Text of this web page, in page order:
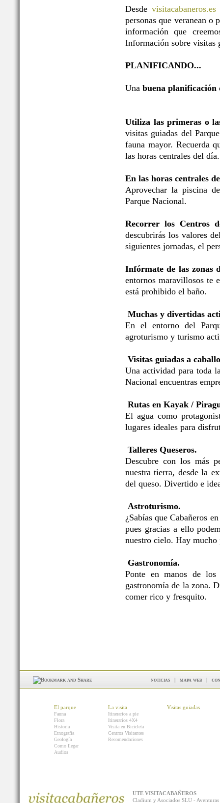
Desdevisitacabaneros.es
personas que veranean o
información que
Información sobre visitas
PLANIFICANDO...
Una buena planificación
Utiliza las primeras o
visitas guiadas del
fauna mayor. Recuerda
las horas centrales del día.
En las horas centrales
Aprovechar la piscina
Parque Nacional.
Recorrer los Centros
descubrirás los valores
siguientes jornadas, el
Infórmate de las zonas
entornos maravillosos te
está prohibido el baño.
Muchas y divertidas
En el entorno del
agroturismo y turismo
Visitas guiadas a
Una actividad para toda
Nacional encuentras
Rutas en Kayak /
El agua como
lugares ideales para
Talleres Queseros.
Descubre con los más
nuestra tierra, desde la
del queso. Divertido e
Astroturismo.
¿Sabías que Cabañeros
pues gracias a ello
nuestro cielo. Hay mucho
Gastronomía.
Ponte en manos de
gastronomía de la zona.
comer rico y fresquito.
noticias | mapa web |
El parque
Fauna
Flora
Historia
Etnografía
Geología
Como llegar
Audios
La visita
Itinerarios a pie
Itinerarios 4X4
Visita en Bicicleta
Centros Visitantes
Recomendaciones
Visitas guiadas
UTE VISITACABAÑEROS
Cladium y Asociados SLU -